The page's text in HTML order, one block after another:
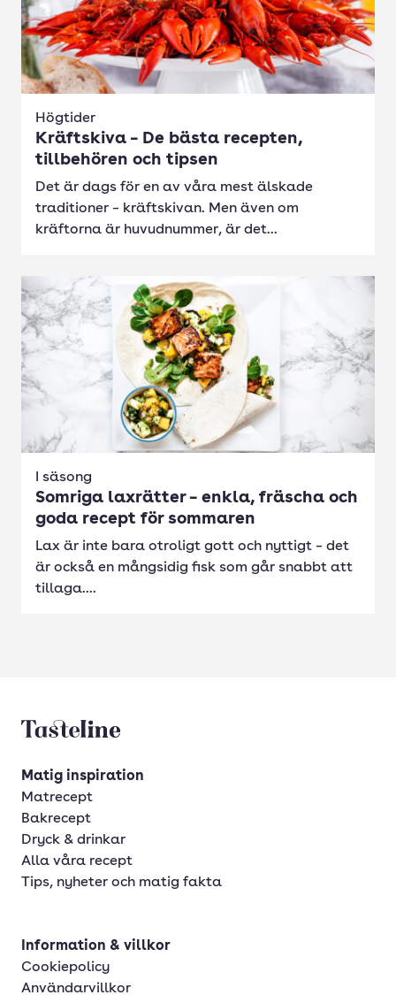
Högtider
Kräftskiva – De bästa recepten,
tillbehören och tipsen
Det är dags för en av våra mest älskade
traditioner – kräftskivan. Men även om
kräftorna är huvudnummer, är det...
I säsong
Somriga laxrätter – enkla, fräscha och
goda recept för sommaren
Lax är inte bara otroligt gott och nyttigt – det
är också en mångsidig fisk som går snabbt att
tillaga....
Tasteline startsida
Matig inspiration
Matrecept
Bakrecept
Dryck & drinkar
Alla våra recept
Tips, nyheter och matig fakta
Information & villkor
Cookiepolicy
Användarvillkor